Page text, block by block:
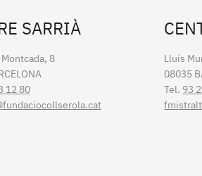
SARRIÀ
8
12 80
Lluís
08035
Tel. 93